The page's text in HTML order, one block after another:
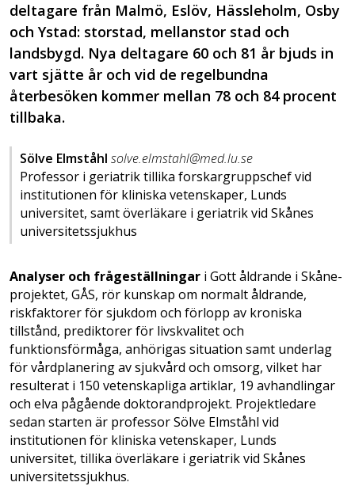
deltagare från Malmö, Eslöv, Hässleholm, Osby
och Ystad: storstad, mellanstor stad och
landsbygd. Nya deltagare 60 och 81 år bjuds in
vart sjätte år och vid de regelbundna
återbesöken kommer mellan 78 och 84 procent
tillbaka.
Sölve Elmståhl solve.elmstahl@med.lu.se
Professor i geriatrik tillika forskargruppschef vid
institutionen för kliniska vetenskaper, Lunds
universitet, samt överläkare i geriatrik vid Skånes
universitetssjukhus
Analyser och frågeställningar i Gott åldrande i Skåne-
projektet, GÅS, rör kunskap om normalt åldrande,
riskfaktorer för sjukdom och förlopp av kroniska
tillstånd, prediktorer för livskvalitet och
funktionsförmåga, anhörigas situation samt underlag
för vårdplanering av sjukvård och omsorg, vilket har
resulterat i 150 vetenskapliga artiklar, 19 avhandlingar
och elva pågående doktorandprojekt. Projektledare
sedan starten är professor Sölve Elmståhl vid
institutionen för kliniska vetenskaper, Lunds
universitet, tillika överläkare i geriatrik vid Skånes
universitetssjukhus.